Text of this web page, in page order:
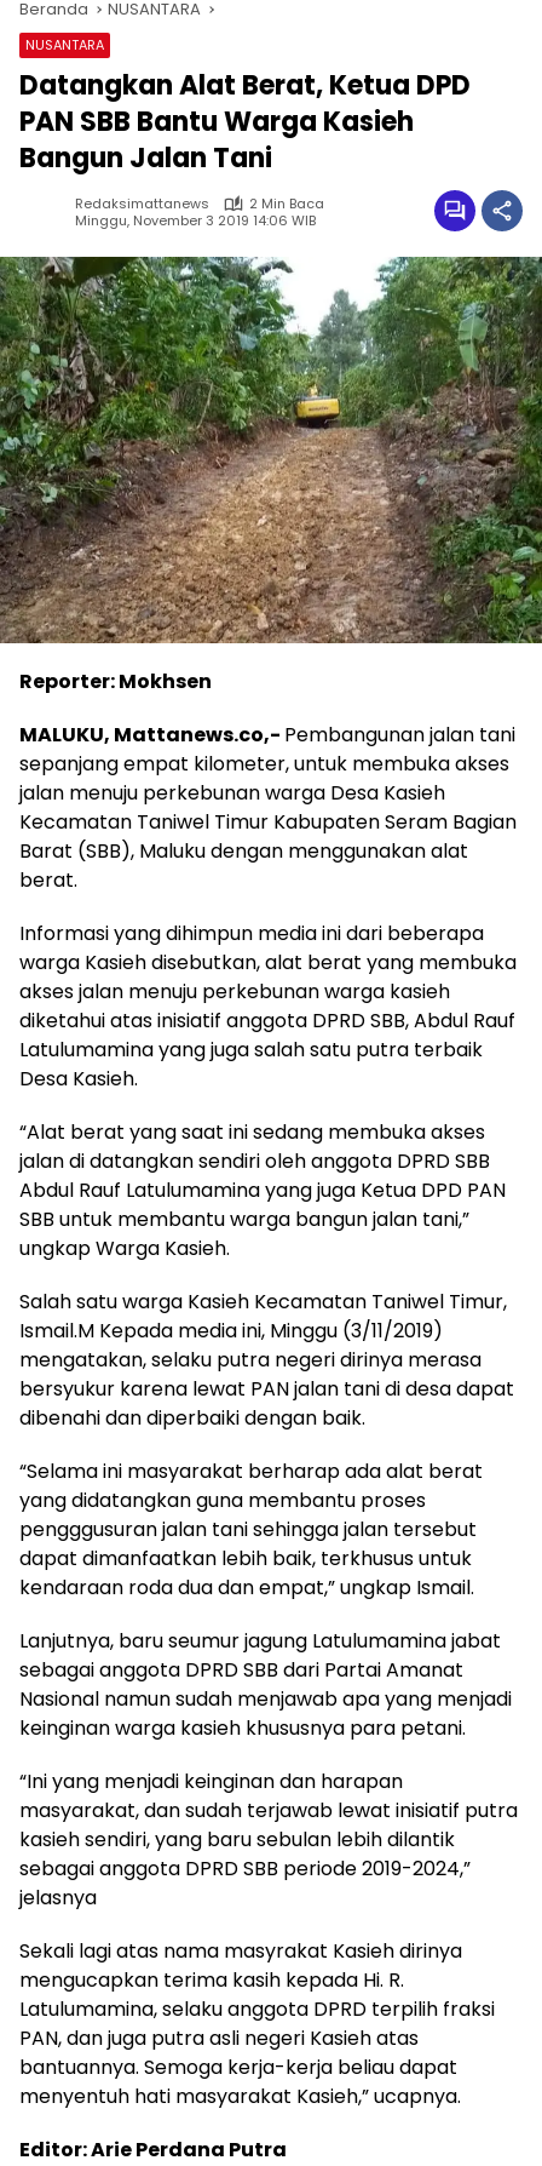
Beranda NUSANTARA
NUSANTARA
Datangkan Alat Berat, Ketua DPD
PAN SBB Bantu Warga Kasieh
Bangun Jalan Tani
Redaksimattanews
2 Min Baca
Minggu, November 3 2019 14:06 WIB
Reporter: Mokhsen
MALUKU, Mattanews.co,- Pembangunan jalan tani
sepanjang empat kilometer, untuk membuka akses
jalan menuju perkebunan warga Desa Kasieh
Kecamatan Taniwel Timur Kabupaten Seram Bagian
Barat (SBB), Maluku dengan menggunakan alat
berat.
Informasi yang dihimpun media ini dari beberapa
warga Kasieh disebutkan, alat berat yang membuka
akses jalan menuju perkebunan warga kasieh
diketahui atas inisiatif anggota DPRD SBB, Abdul Rauf
Latulumamina yang juga salah satu putra terbaik
Desa Kasieh.
“Alat berat yang saat ini sedang membuka akses
jalan di datangkan sendiri oleh anggota DPRD SBB
Abdul Rauf Latulumamina yang juga Ketua DPD PAN
SBB untuk membantu warga bangun jalan tani,”
ungkap Warga Kasieh.
Salah satu warga Kasieh Kecamatan Taniwel Timur,
Ismail.M Kepada media ini, Minggu (3/11/2019)
mengatakan, selaku putra negeri dirinya merasa
bersyukur karena lewat PAN jalan tani di desa dapat
dibenahi dan diperbaiki dengan baik.
“Selama ini masyarakat berharap ada alat berat
yang didatangkan guna membantu proses
pengggusuran jalan tani sehingga jalan tersebut
dapat dimanfaatkan lebih baik, terkhusus untuk
kendaraan roda dua dan empat,” ungkap Ismail.
Lanjutnya, baru seumur jagung Latulumamina jabat
sebagai anggota DPRD SBB dari Partai Amanat
Nasional namun sudah menjawab apa yang menjadi
keinginan warga kasieh khususnya para petani.
“Ini yang menjadi keinginan dan harapan
masyarakat, dan sudah terjawab lewat inisiatif putra
kasieh sendiri, yang baru sebulan lebih dilantik
sebagai anggota DPRD SBB periode 2019-2024,”
jelasnya
Sekali lagi atas nama masyrakat Kasieh dirinya
mengucapkan terima kasih kepada Hi. R.
Latulumamina, selaku anggota DPRD terpilih fraksi
PAN, dan juga putra asli negeri Kasieh atas
bantuannya. Semoga kerja-kerja beliau dapat
menyentuh hati masyarakat Kasieh,” ucapnya.
Editor: Arie Perdana Putra